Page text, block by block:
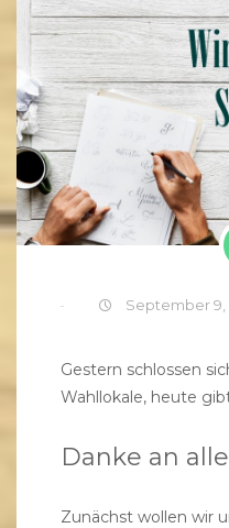
September 9,
Gestern schlossen
Wahllokale, heute
Danke an
Zunächst wollen wir